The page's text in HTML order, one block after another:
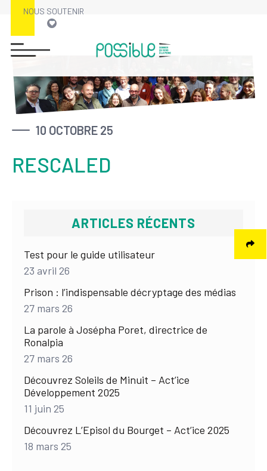
Skip
content
NOUS SOUTENIR
10 OCTOBRE 25
RESCALED
ARTICLES RÉCENTS
Test pour le guide utilisateur
23 avril 26
Prison : l’indispensable décryptage des médias
27 mars 26
La parole à Josépha Poret, directrice de
Ronalpia
27 mars 26
Découvrez Soleils de Minuit – Act’ice
Développement 2025
11 juin 25
Découvrez L’Episol du Bourget – Act’ice 2025
18 mars 25